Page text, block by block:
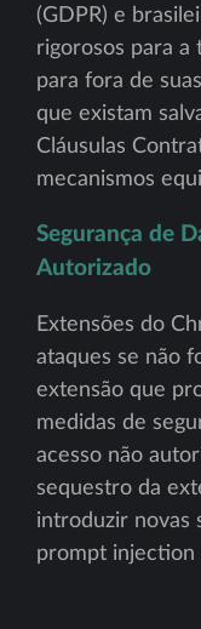
(GDPR) e
rigorosos para a
para fora de
que existam
Cláusulas
mecanismos
Segurança de
Autorizado
Extensões do
ataques se não
extensão que
medidas de
acesso não
sequestro da
introduzir novas
prompt injection